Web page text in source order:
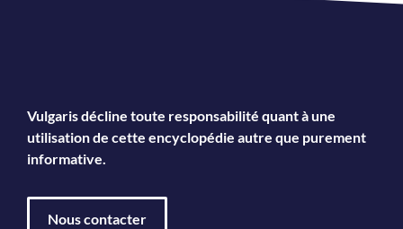
Vulgaris décline toute responsabilité quant à une
utilisation de cette encyclopédie autre que purement
informative.
Nous contacter